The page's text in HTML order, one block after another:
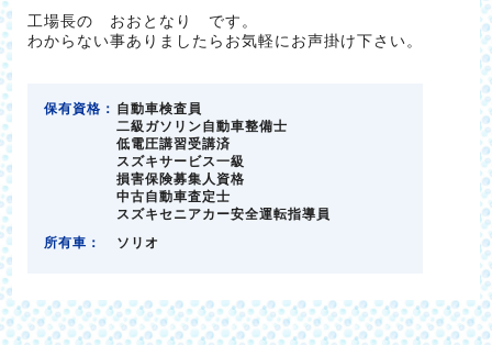
工場長の おおとなり です。
わからない事ありましたらお気軽にお声掛け下さい。
保有資格： 自動車検査員
二級ガソリン自動車整備士
低電圧講習受講済
スズキサービス一級
損害保険募集人資格
中古自動車査定士
スズキセニアカー安全運転指導員
所有車：
ソリオ